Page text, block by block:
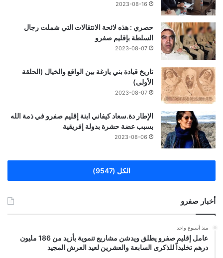
2023-08-16
حصري : هذه لائحة الانتقالات التي شملت رجال
السلطة بإقليم صفرو
2023-08-07
تاريخ قيادة بني يازغة بين الواقع والخيال (الحلقة
الأولى)
2023-08-07
الإطار دة.سعاد كيفاني ابنة إقليم صفرو في ذمة الله
بسبب عضة حشرة بدولة إفريقية
2023-08-06
الكل (9547)
أخبار صفرو
منذ أسبوع واحد
عامل إقليم صفرو يطلق ويدشن مشاريع تنموية بأزيد من 186 مليون
درهم تخليداً للذكرى السابعة والعشرين لعيد العرش المجيد